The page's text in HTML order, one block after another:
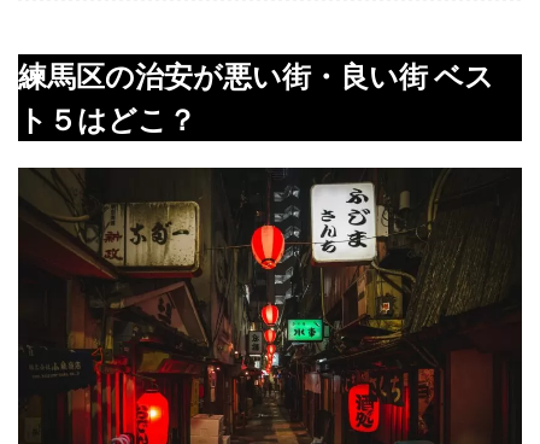
練馬区の治安が悪い街・良い街 ベス
ト５はどこ？